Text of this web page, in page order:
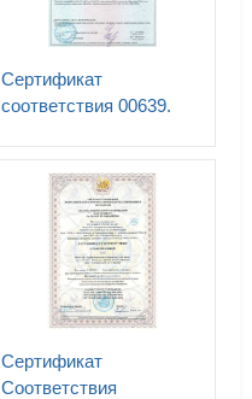
Сертификат
соответствия 00639.
указатели и знаки. ТУ
-27.40.24.-019-
52419895-
2018.-07.06.2024
Сертификат
Соответствия